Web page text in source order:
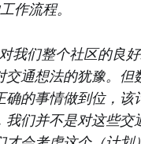
作流程。
我们整个社区的良
交通想法的犹豫。
确的事情做到位，
我们并不是对这些